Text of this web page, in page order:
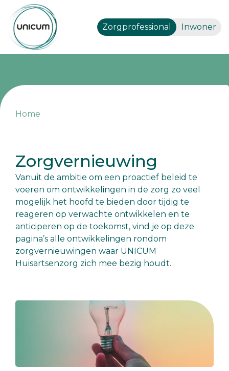
Zorgprofessional Inwoner
Home
Zorgvernieuwing
Vanuit de ambitie om een proactief beleid te
voeren om ontwikkelingen in de zorg zo veel
mogelijk het hoofd te bieden door tijdig te
reageren op verwachte ontwikkelen en te
anticiperen op de toekomst, vind je op deze
pagina’s alle ontwikkelingen rondom
zorgvernieuwingen waar UNICUM
Huisartsenzorg zich mee bezig houdt.